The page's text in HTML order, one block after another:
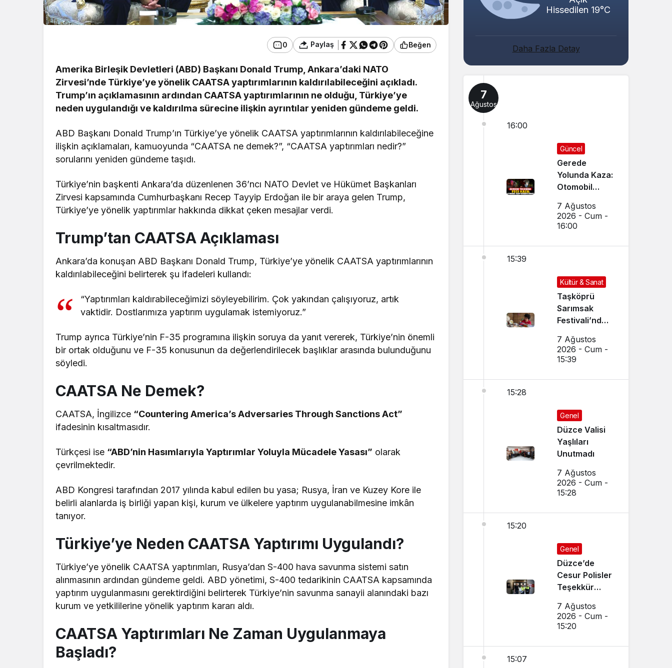
0 Paylaş Beğen
Amerika Birleşik Devletleri (ABD) Başkanı Donald Trump, Ankara’daki NATO
Zirvesi’nde Türkiye’ye yönelik CAATSA yaptırımlarının kaldırılabileceğini açıkladı.
Trump’ın açıklamasının ardından CAATSA yaptırımlarının ne olduğu, Türkiye’ye
neden uygulandığı ve kaldırılma sürecine ilişkin ayrıntılar yeniden gündeme geldi.
ABD Başkanı Donald Trump’ın Türkiye’ye yönelik CAATSA yaptırımlarının kaldırılabileceğine
ilişkin açıklamaları, kamuoyunda “CAATSA ne demek?”, “CAATSA yaptırımları nedir?”
sorularını yeniden gündeme taşıdı.
Türkiye’nin başkenti Ankara’da düzenlenen 36’ncı NATO Devlet ve Hükümet Başkanları
Zirvesi kapsamında Cumhurbaşkanı Recep Tayyip Erdoğan ile bir araya gelen Trump,
Türkiye’ye yönelik yaptırımlar hakkında dikkat çeken mesajlar verdi.
Trump’tan CAATSA Açıklaması
Ankara’da konuşan ABD Başkanı Donald Trump, Türkiye’ye yönelik CAATSA yaptırımlarının
kaldırılabileceğini belirterek şu ifadeleri kullandı:
“Yaptırımları kaldırabileceğimizi söyleyebilirim. Çok yakından çalışıyoruz, artık
vaktidir. Dostlarımıza yaptırım uygulamak istemiyoruz.”
Trump ayrıca Türkiye’nin F-35 programına ilişkin soruya da yanıt vererek, Türkiye’nin önemli
bir ortak olduğunu ve F-35 konusunun da değerlendirilecek başlıklar arasında bulunduğunu
söyledi.
CAATSA Ne Demek?
CAATSA, İngilizce “Countering America’s Adversaries Through Sanctions Act”
ifadesinin kısaltmasıdır.
Türkçesi ise “ABD’nin Hasımlarıyla Yaptırımlar Yoluyla Mücadele Yasası” olarak
çevrilmektedir.
ABD Kongresi tarafından 2017 yılında kabul edilen bu yasa; Rusya, İran ve Kuzey Kore ile
belirli alanlarda iş birliği yapan kişi, kurum ve ülkelere yaptırım uygulanabilmesine imkân
tanıyor.
Türkiye’ye Neden CAATSA Yaptırımı Uygulandı?
Türkiye’ye yönelik CAATSA yaptırımları, Rusya’dan S-400 hava savunma sistemi satın
alınmasının ardından gündeme geldi. ABD yönetimi, S-400 tedarikinin CAATSA kapsamında
yaptırım uygulanmasını gerektirdiğini belirterek Türkiye’nin savunma sanayii alanındaki bazı
kurum ve yetkililerine yönelik yaptırım kararı aldı.
CAATSA Yaptırımları Ne Zaman Uygulanmaya
Başladı?
Hissedilen 19°C
Daha Fazla Detay
7
Ağustos
16:00
Güncel
Gerede
Yolunda Kaza:
Otomobil
Hurdaya
Döndü
7 Ağustos
2026 - Cum -
16:00
15:39
Kültür & Sanat
Taşköprü
Sarımsak
Festivali’nde
Yöresel
Lezzetler
7 Ağustos
2026 - Cum -
15:39
15:28
Genel
Düzce Valisi
Yaşlıları
Unutmadı
7 Ağustos
2026 - Cum -
15:28
15:20
Genel
Düzce’de
Cesur Polisler
Teşekkür
7 Ağustos
2026 - Cum -
15:20
15:07